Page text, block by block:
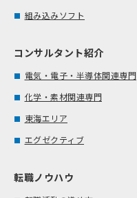
組み込みソフト
コンサルタント紹介
電気・電子・半導体関連専門
化学・素材関連専門
東海エリア
エグゼクティブ
転職ノウハウ